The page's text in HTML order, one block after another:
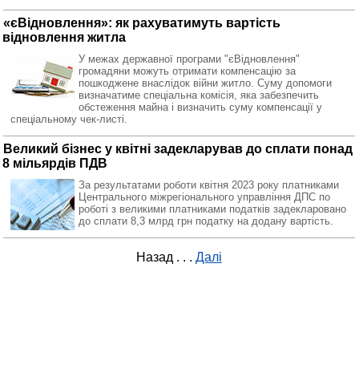
«єВідновлення»: як рахуватимуть вартість
відновлення житла
У межах державної програми "єВідновлення"
громадяни можуть отримати компенсацію за
пошкоджене внаслідок війни житло. Суму допомоги
визначатиме спеціальна комісія, яка забезпечить
обстеження майна і визначить суму компенсації у
спеціальному чек-листі.
Великий бізнес у квітні задекларував до сплати понад
8 мільярдів ПДВ
За результатами роботи квітня 2023 року платниками
Центрального міжрегіонального управління ДПС по
роботі з великими платниками податків задекларовано
до сплати 8,3 млрд грн податку на додану вартість.
Назад . . . Далі